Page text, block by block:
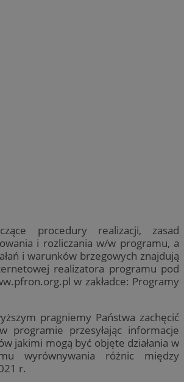
procedury realizacji, zasad
i rozliczania w/w programu, a
i warunków brzegowych znajdują
realizatora programu pod
w zakładce: Programy
pragniemy Państwa zachęcić
programie przesyłając informacje
jakimi mogą być objęte działania w
wyrównywania różnic między
r.